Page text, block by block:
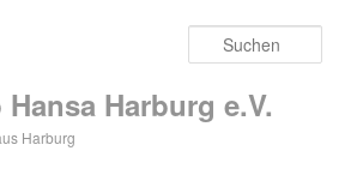
Harburg e.V.
Harburg